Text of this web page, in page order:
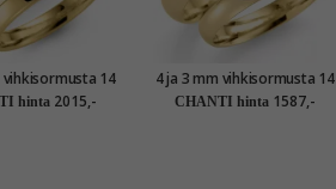
vihkisormusta 14
kultaa - setit
hinta 2015,-
4 ja 3 mm vihkisormusta 14
karaatin kultaa - setit
CHANTI hinta 1587,-